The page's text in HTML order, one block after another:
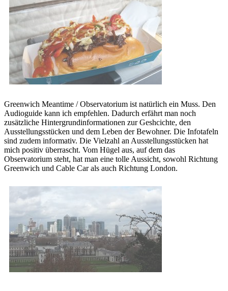
Greenwich Meantime / Observatorium ist natürlich ein Muss. Den
Audioguide kann ich empfehlen. Dadurch erfährt man noch
zusätzliche Hintergrundinformationen zur Geshcichte, den
Ausstellungsstücken und dem Leben der Bewohner. Die Infotafeln
sind zudem informativ. Die Vielzahl an Ausstellungsstücken hat
mich positiv überrascht. Vom Hügel aus, auf dem das
Observatorium steht, hat man eine tolle Aussicht, sowohl Richtung
Greenwich und Cable Car als auch Richtung London.